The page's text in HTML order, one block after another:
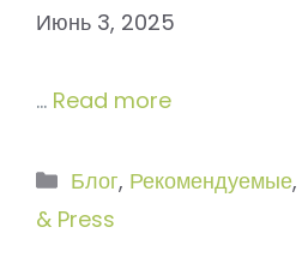
Июнь 3, 2025
… Read more
Рубрики
Блог, Рекомендуемые,
& Press